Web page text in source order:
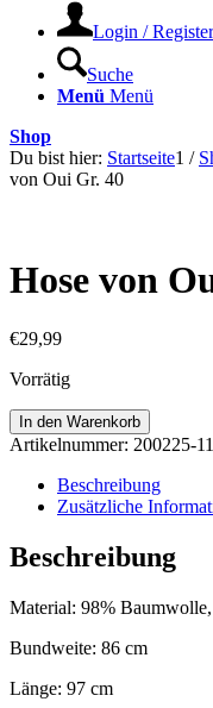
Login /
Suche
Menü Menü
Shop
Du bist hier: Startseite1 /
von Oui Gr. 40
Hose von
€29,99
Vorrätig
Hose
von
In den Warenkorb
Artikelnummer: 200225-11
Beschreibung
Zusätzliche
Beschreibung
Material: 98%
Bundweite: 86 cm
Länge: 97 cm